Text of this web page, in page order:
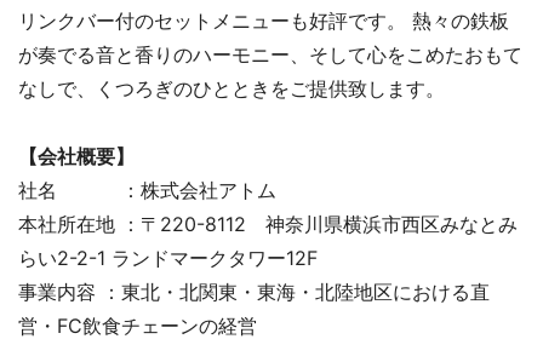
リンクバー付のセットメニューも好評です。 熱々の鉄板
が奏でる音と香りのハーモニー、そして心をこめたおもて
なしで、くつろぎのひとときをご提供致します。
【会社概要】
社名 ：株式会社アトム
本社所在地 ：〒220-8112 神奈川県横浜市西区みなとみ
らい2-2-1 ランドマークタワー12F
事業内容 ：東北・北関東・東海・北陸地区における直
営・FC飲食チェーンの経営